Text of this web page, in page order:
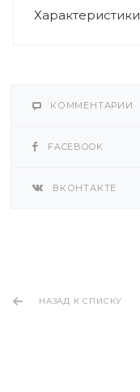
Характеристики
КОММЕНТАРИИ
FACEBOOK
ВКОНТАКТЕ
НАЗАД К СПИСКУ